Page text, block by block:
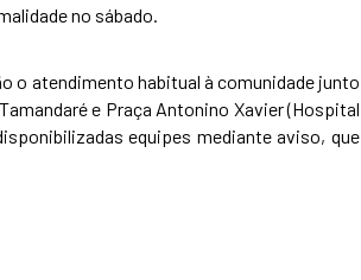
no sábado.
o atendimento habitual à comunidade junto
e Praça Antonino Xavier (Hospital
equipes mediante aviso, que